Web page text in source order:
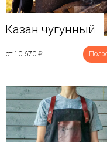
Казан чугунный
от 10 670 ₽